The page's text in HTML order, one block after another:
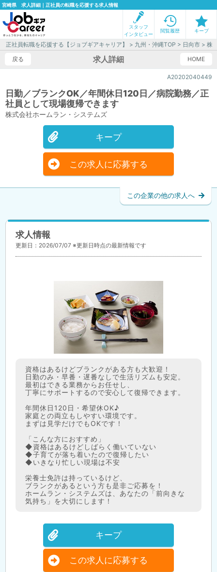
宮崎県 求人詳細｜正社員の転職を応援する求人情報
スタッフ
インタビュー
閲覧履歴 キープ
正社員転職を応援する【ジョブギアキャリア】 > 九州・沖縄TOP > 日向市 > 株
戻る
HOME
求人詳細
A20202040449
日勤／ブランクOK／年間休日120日／病院勤務／正
社員として現場復帰できます
株式会社ホームラン・システムズ
キープ
この求人に応募する
この企業の他の求人へ
求人情報
更新日：2026/07/07 ※更新日時点の最新情報です
資格はあるけどブランクがある方も大歓迎！
日勤のみ・早番・遅番なしで生活リズムも安定。
最初はできる業務からお任せし、
丁寧にサポートするので安心して復帰できます。
年間休日120日・希望休OK♪
家庭との両立もしやすい環境です。
まずは見学だけでもOKです！
「こんな方におすすめ」
◆資格はあるけどしばらく働いていない
◆子育てが落ち着いたので復帰したい
◆いきなり忙しい現場は不安
栄養士免許は持っているけど、
ブランクがあるという方も是非ご応募を！
ホームラン・システムズは、あなたの「前向きな
気持ち」を大切にします！
キープ
この求人に応募する